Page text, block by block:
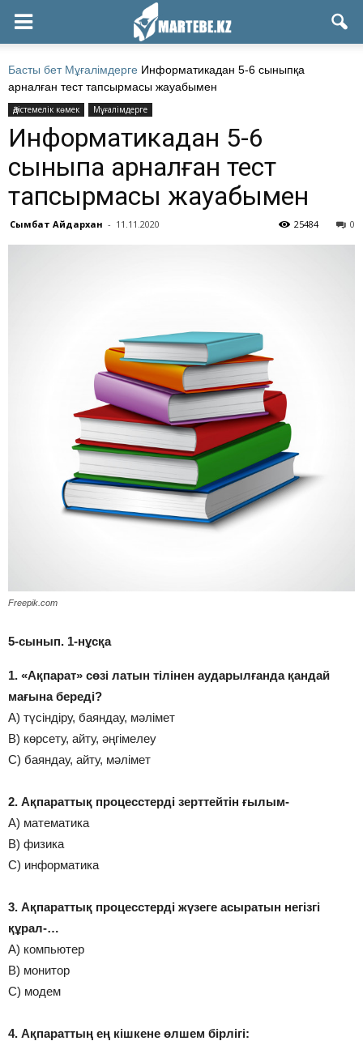
Басты бет Мұғалімдерге Информатикадан 5-6 сыныпқа
арналған тест тапсырмасы жауабымен
Әдістемелік көмек Мұғалімдерге
Информатикадан 5-6
сыныпқа арналған тест
тапсырмасы жауабымен
Сымбат Айдархан - 11.11.2020 0
25484
Freepik.com
5-сынып. 1-нұсқа
1. «Ақпарат» сөзі латын тілінен аударылғанда қандай
мағына береді?
А) түсіндіру, баяндау, мәлімет
В) көрсету, айту, әңгімелеу
С) баяндау, айту, мәлімет
2. Ақпараттық процесстерді зерттейтін ғылым-
А) математика
В) физика
С) информатика
3. Ақпараттық процесстерді жүзеге асыратын негізгі
құрал-…
А) компьютер
В) монитор
С) модем
4. Ақпараттың ең кішкене өлшем бірлігі: